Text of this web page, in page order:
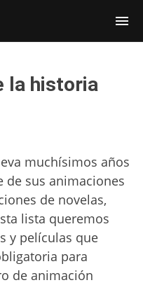
la historia
muchísimos años
de sus animaciones
de novelas,
lista queremos
y películas que
para
de animación